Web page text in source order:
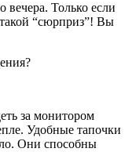
вечера. Только если
“сюрприз”! Вы
за монитором
Удобные тапочки
Они способны